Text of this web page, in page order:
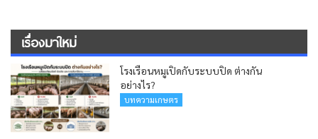
เรื่องมาใหม่
โรงเรือนหมูเปิดกับระบบปิด ต่างกัน
อย่างไร?
บทความเกษตร